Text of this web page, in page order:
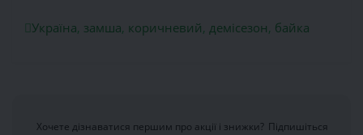
Україна, замша, коричневий, демісезон, байка
Хочете дізнаватися першим про акції і знижки? Підпишіться